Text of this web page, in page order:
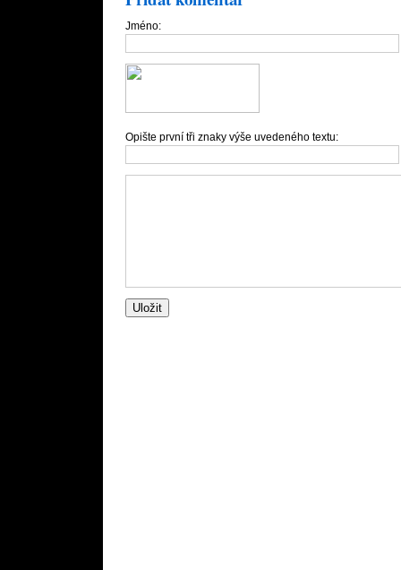
Jméno:
Opište první tři znaky výše uvedeného textu: